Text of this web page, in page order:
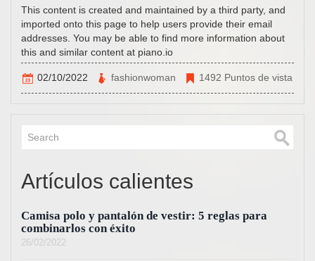
This content is created and maintained by a third party, and
imported onto this page to help users provide their email
addresses. You may be able to find more information about
this and similar content at piano.io
02/10/2022 fashionwoman 1492 Puntos de vista
Artículos calientes
Camisa polo y pantalón de vestir: 5 reglas para
combinarlos con éxito
26/02/2022